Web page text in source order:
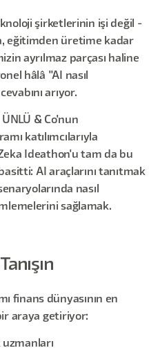
şirketlerinin işi değil -
eğitimden üretime kadar
ayrılmaz parçası haline
hâlâ "AI nasıl
arıyor.
ÜNLÜ & Co'nun
katılımcılarıyla
Ideathon'u tam da bu
AI araçlarını tanıtmak
nasıl
sağlamak.
finans dünyasının en
araya getiriyor: